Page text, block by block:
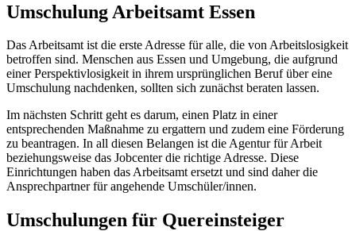
Umschulung Arbeitsamt Essen
Das Arbeitsamt ist die erste Adresse für alle, die von Arbeitslosigkeit
betroffen sind. Menschen aus Essen und Umgebung, die aufgrund
einer Perspektivlosigkeit in ihrem ursprünglichen Beruf über eine
Umschulung nachdenken, sollten sich zunächst beraten lassen.
Im nächsten Schritt geht es darum, einen Platz in einer
entsprechenden Maßnahme zu ergattern und zudem eine Förderung
zu beantragen. In all diesen Belangen ist die Agentur für Arbeit
beziehungsweise das Jobcenter die richtige Adresse. Diese
Einrichtungen haben das Arbeitsamt ersetzt und sind daher die
Ansprechpartner für angehende Umschüler/innen.
Umschulungen für Quereinsteiger